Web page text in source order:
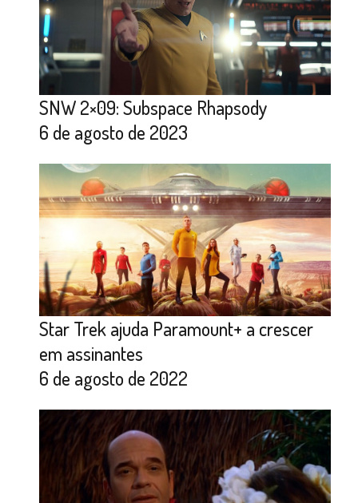
SNW 2×09: Subspace Rhapsody
6 de agosto de 2023
Star Trek ajuda Paramount+ a crescer
em assinantes
6 de agosto de 2022